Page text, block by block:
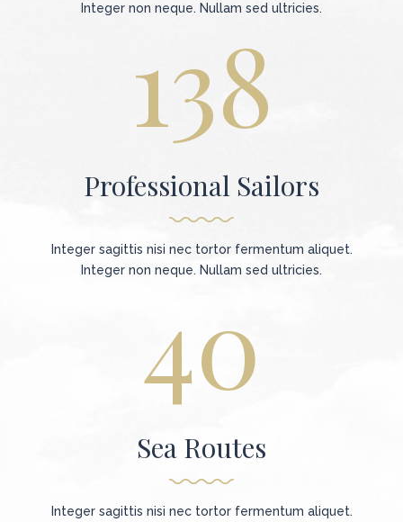
Integer non neque. Nullam sed ultricies.
138
Professional Sailors
Integer sagittis nisi nec tortor fermentum aliquet.
Integer non neque. Nullam sed ultricies.
40
Sea Routes
Integer sagittis nisi nec tortor fermentum aliquet.